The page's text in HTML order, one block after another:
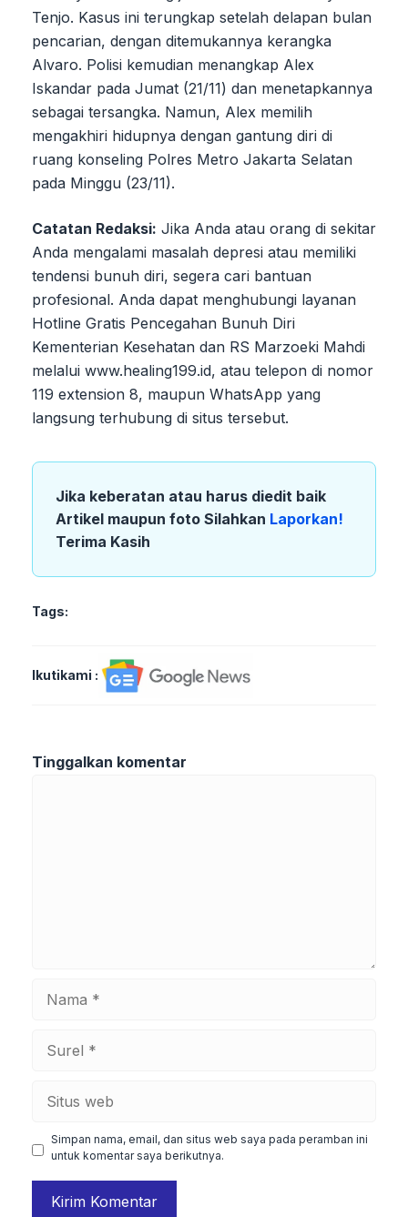
Tenjo. Kasus ini terungkap setelah delapan bulan
pencarian, dengan ditemukannya kerangka
Alvaro. Polisi kemudian menangkap Alex
Iskandar pada Jumat (21/11) dan menetapkannya
sebagai tersangka. Namun, Alex memilih
mengakhiri hidupnya dengan gantung diri di
ruang konseling Polres Metro Jakarta Selatan
pada Minggu (23/11).
Catatan Redaksi: Jika Anda atau orang di sekitar
Anda mengalami masalah depresi atau memiliki
tendensi bunuh diri, segera cari bantuan
profesional. Anda dapat menghubungi layanan
Hotline Gratis Pencegahan Bunuh Diri
Kementerian Kesehatan dan RS Marzoeki Mahdi
melalui www.healing199.id, atau telepon di nomor
119 extension 8, maupun WhatsApp yang
langsung terhubung di situs tersebut.
Jika keberatan atau harus diedit baik
Artikel maupun foto Silahkan Laporkan!
Terima Kasih
Tags:
Ikutikami :
Tinggalkan komentar
Simpan nama, email, dan situs web saya pada peramban ini
untuk komentar saya berikutnya.